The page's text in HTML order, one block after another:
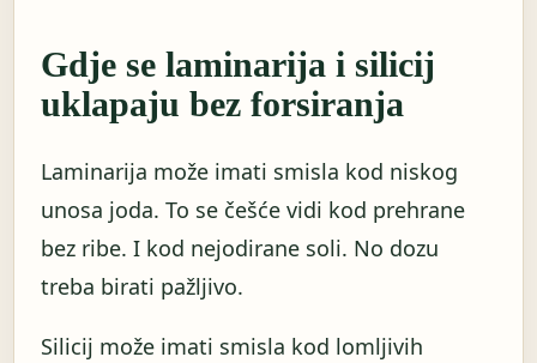
Gdje se laminarija i silicij
uklapaju bez forsiranja
Laminarija može imati smisla kod niskog
unosa joda. To se češće vidi kod prehrane
bez ribe. I kod nejodirane soli. No dozu
treba birati pažljivo.
Silicij može imati smisla kod lomljivih